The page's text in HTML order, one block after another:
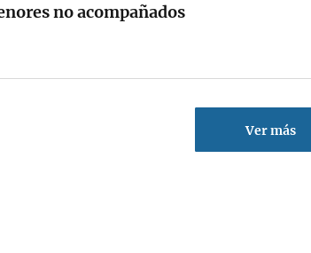
no acompañados
Ver más